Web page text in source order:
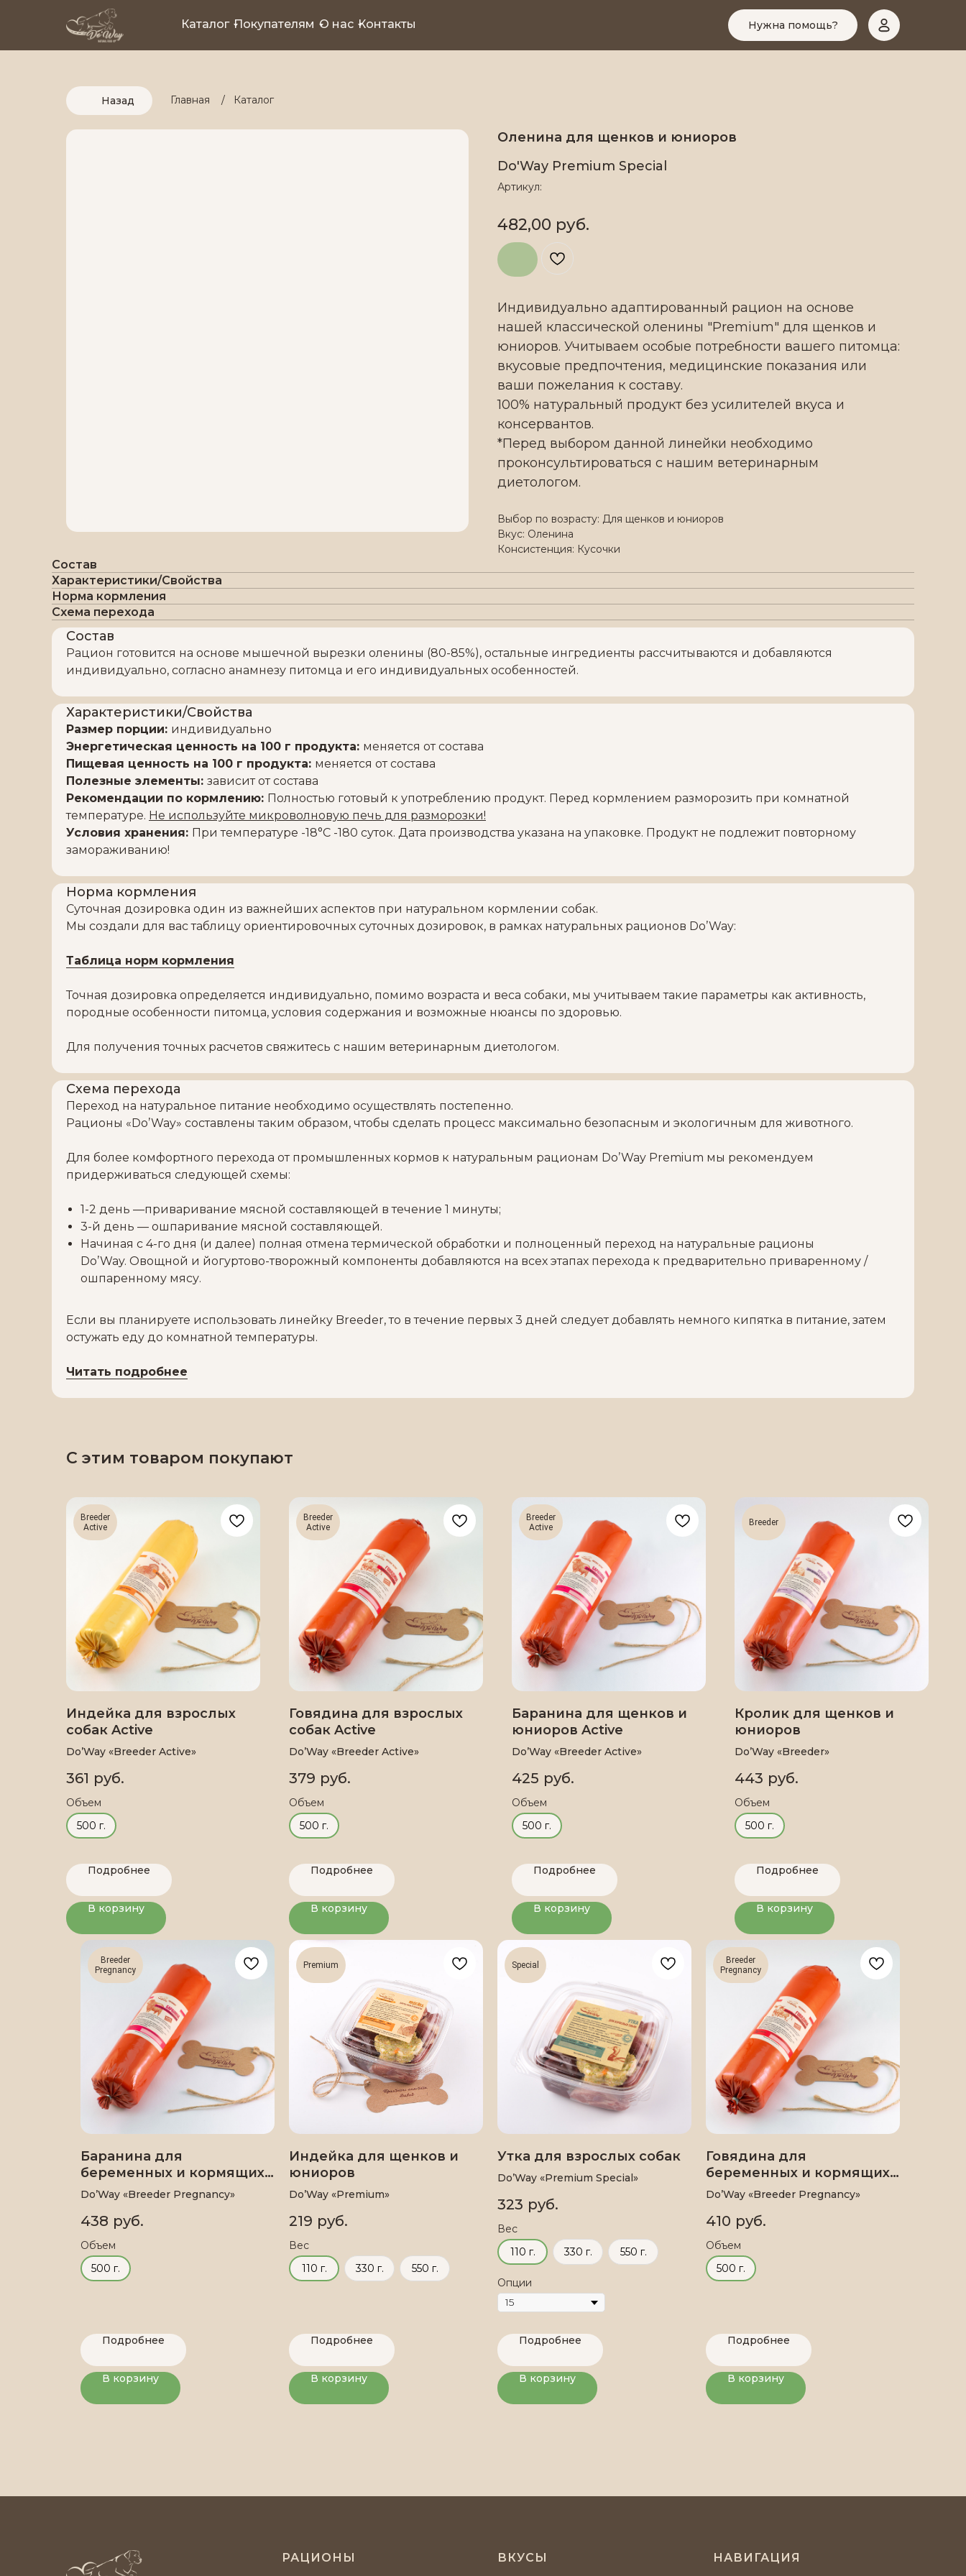
Нужна помощь?
Каталог Покупателям О нас Контакты
Назад Главная Каталог
/
Оленина для щенков и юниоров
Do'Way Premium Special
Артикул:
482,00 руб.
Индивидуально адаптированный рацион на основе
нашей классической оленины "Premium" для щенков и
юниоров. Учитываем особые потребности вашего питомца:
вкусовые предпочтения, медицинские показания или
ваши пожелания к составу.
100% натуральный продукт без усилителей вкуса и
консервантов.
*Перед выбором данной линейки необходимо
проконсультироваться с нашим ветеринарным
диетологом.
Выбор по возрасту: Для щенков и юниоров
Вкус: Оленина
Консистенция: Кусочки
Состав
Характеристики/Свойства
Норма кормления
Схема перехода
Состав
Рацион готовится на основе мышечной вырезки оленины (80-85%), остальные ингредиенты рассчитываются и добавляются
индивидуально, согласно анамнезу питомца и его индивидуальных особенностей.
Характеристики/Свойства
Размер порции: индивидуально
Энергетическая ценность на 100 г продукта: меняется от состава
Пищевая ценность на 100 г продукта: меняется от состава
Полезные элементы: зависит от состава
Рекомендации по кормлению: Полностью готовый к употреблению продукт. Перед кормлением разморозить при комнатной
температуре. Не используйте микроволновую печь для разморозки!
Условия хранения: При температуре -18°С -180 суток. Дата производства указана на упаковке. Продукт не подлежит повторному
замораживанию!
Норма кормления
Суточная дозировка один из важнейших аспектов при натуральном кормлении собак.
Мы создали для вас таблицу ориентировочных суточных дозировок, в рамках натуральных рационов Do’Way:
Таблица норм кормления
Точная дозировка определяется индивидуально, помимо возраста и веса собаки, мы учитываем такие параметры как активность,
породные особенности питомца, условия содержания и возможные нюансы по здоровью.
Для получения точных расчетов свяжитесь с нашим ветеринарным диетологом.
Схема перехода
Переход на натуральное питание необходимо осуществлять постепенно.
Рационы «Do’Way» составлены таким образом, чтобы сделать процесс максимально безопасным и экологичным для животного.
Для более комфортного перехода от промышленных кормов к натуральным рационам Do’Way Premium мы рекомендуем
придерживаться следующей схемы:
1-2 день —приваривание мясной составляющей в течение 1 минуты;
3-й день — ошпаривание мясной составляющей.
Начиная с 4-го дня (и далее) полная отмена термической обработки и полноценный переход на натуральные рационы
Do’Way. Овощной и йогуртово-творожный компоненты добавляются на всех этапах перехода к предварительно приваренному /
ошпаренному мясу.
Если вы планируете использовать линейку Breeder, то в течение первых 3 дней следует добавлять немного кипятка в питание, затем
остужать еду до комнатной температуры.
Читать подробнее
С этим товаром покупают
Breeder
Active
Индейка для взрослых
собак Active
Do’Way «Breeder Active»
361 руб.
Объем
500 г.
Подробнее
В корзину
Breeder
Active
Говядина для взрослых
собак Active
Do’Way «Breeder Active»
379 руб.
Объем
500 г.
Подробнее
В корзину
Breeder
Active
Баранина для щенков и
юниоров Active
Do’Way «Breeder Active»
425 руб.
Объем
500 г.
Подробнее
В корзину
Breeder
Кролик для щенков и
юниоров
Do’Way «Breeder»
443 руб.
Объем
500 г.
Подробнее
В корзину
Breeder
Pregnancy
Баранина для
беременных и кормящих
собак
Do’Way «Breeder Pregnancy»
438 руб.
Объем
500 г.
Подробнее
В корзину
Premium
Индейка для щенков и
юниоров
Do’Way «Premium»
219 руб.
Вес
110 г.
330 г. 550 г.
Подробнее
В корзину
Special
Утка для взрослых собак
Do’Way «Premium Special»
323 руб.
Вес
110 г.
330 г. 550 г.
Опции
Подробнее
В корзину
Breeder
Pregnancy
Говядина для
беременных и кормящих
собак
Do’Way «Breeder Pregnancy»
410 руб.
Объем
500 г.
Подробнее
В корзину
РАЦИОНЫ ВКУСЫ НАВИГАЦИЯ